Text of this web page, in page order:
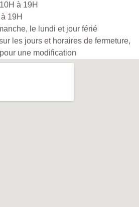
à 19H
19H
le lundi et jour férié
les jours et horaires de fermeture,
une modification